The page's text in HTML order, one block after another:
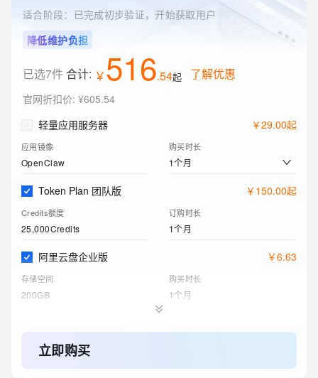
适合阶段：已完成初步验证，开始获取用户
降低维护负担
已选7件合计: ￥516.54起 了解优惠
官网折扣价: ¥605.54
轻量应用服务器
￥29.00起
应用镜像
OpenClaw
购买时长
1个月
Token Plan 团队版 ￥ 150.00起
Credits额度
25,000Credits
订购时长
1个月
阿里云盘企业版 ￥6.63
存储空间
200GB
购买时长
1个月
标准 - 本地冗余存储规格
立即购买